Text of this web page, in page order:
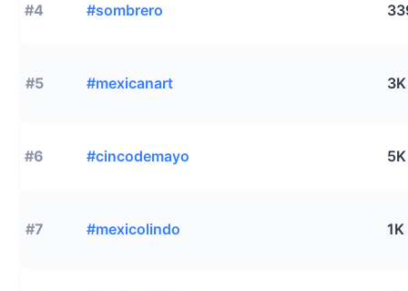
#4 #sombrero
#5 #mexicanart 3K
#6 #cincodemayo 5K
#7 #mexicolindo 1K